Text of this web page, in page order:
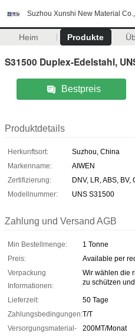
Suzhou Xunshi New Material
Heim Produkte
S31500 Duplex-Edelstahl,
Bestpreis
Produktdetails
Herkunftsort:
Suzhou, China
Markenname:
AIWEN
Zertifizierung:
DNV, LR, ABS, BV,
Modellnummer:
UNS S31500
Zahlung und Versand AGB
Min Bestellmenge:
1 Tonne
Preis:
Available per
Verpackung
Informationen:
Wir wählen die
zu schützen
Lieferzeit:
50 Tage
Zahlungsbedingungen:T/T
Versorgungsmaterial-
200MT/Monat